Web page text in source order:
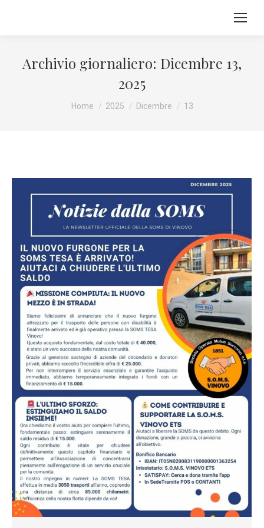
Archivio giornaliero: Dicembre 13,
2025
Tu sei qui:
Home 2025 Dicembre 13